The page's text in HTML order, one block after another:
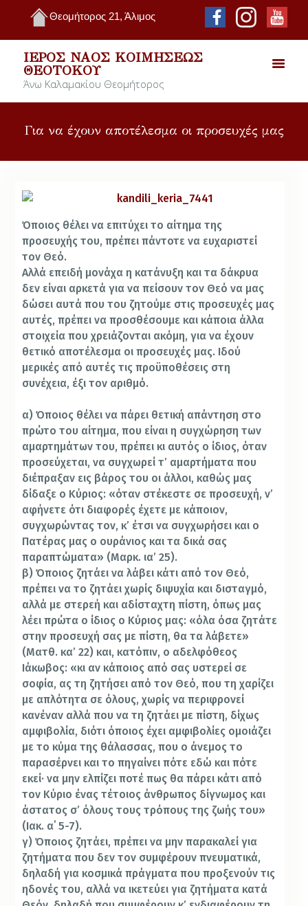
Θεομήτορος 21, Άλιμος
ΙΕΡΌΣ ΝΑΌΣ ΚΟΙΜΉΣΕΩΣ
ΘΕΟΤΌΚΟΥ
Άνω Καλαμακίου Θεομήτορος
Για να έχουν αποτέλεσμα οι προσευχές μας
Όποιος θέλει να επιτύχει το αίτημα της
προσευχής του, πρέπει πάντοτε να ευχαριστεί
τον Θεό.
Αλλά επειδή μονάχα η κατάνυξη και τα δάκρυα
δεν είναι αρκετά για να πείσουν τον Θεό να μας
δώσει αυτά που του ζητούμε στις προσευχές μας
αυτές, πρέπει να προσθέσουμε και κάποια άλλα
στοιχεία που χρειάζονται ακόμη, για να έχουν
θετικό αποτέλεσμα οι προσευχές μας. Ιδού
μερικές από αυτές τις προϋποθέσεις στη
συνέχεια, έξι τον αριθμό.
α) Όποιος θέλει να πάρει θετική απάντηση στο
πρώτο του αίτημα, που είναι η συγχώρηση των
αμαρτημάτων του, πρέπει κι αυτός ο ίδιος, όταν
προσεύχεται, να συγχωρεί τ’ αμαρτήματα που
διέπραξαν εις βάρος του οι άλλοι, καθώς μας
δίδαξε ο Κύριος: «όταν στέκεστε σε προσευχή, ν’
αφήνετε ότι διαφορές έχετε με κάποιον,
συγχωρώντας τον, κ’ έτσι να συγχωρήσει και ο
Πατέρας μας ο ουράνιος και τα δικά σας
παραπτώματα» (Μαρκ. ια’ 25).
β) Όποιος ζητάει να λάβει κάτι από τον Θεό,
πρέπει να το ζητάει χωρίς διψυχία και δισταγμό,
αλλά με στερεή και αδίσταχτη πίστη, όπως μας
λέει πρώτα ο ίδιος ο Κύριος μας: «όλα όσα ζητάτε
στην προσευχή σας με πίστη, θα τα λάβετε»
(Ματθ. κα’ 22) και, κατόπιν, ο αδελφόθεος
Ιάκωβος: «κι αν κάποιος από σας υστερεί σε
σοφία, ας τη ζητήσει από τον Θεό, που τη χαρίζει
με απλότητα σε όλους, χωρίς να περιφρονεί
κανέναν αλλά που να τη ζητάει με πίστη, δίχως
αμφιβολία, διότι όποιος έχει αμφιβολίες ομοιάζει
με το κύμα της θάλασσας, που ο άνεμος το
παρασέρνει και το πηγαίνει πότε εδώ και πότε
εκεί· να μην ελπίζει ποτέ πως θα πάρει κάτι από
τον Κύριο ένας τέτοιος άνθρωπος δίγνωμος και
άστατος σ’ όλους τους τρόπους της ζωής του»
(Ιακ. α΄ 5-7).
γ) Όποιος ζητάει, πρέπει να μην παρακαλεί για
ζητήματα που δεν τον συμφέρουν πνευματικά,
δηλαδή για κοσμικά πράγματα που προξενούν τις
ηδονές του, αλλά να ικετεύει για ζητήματα κατά